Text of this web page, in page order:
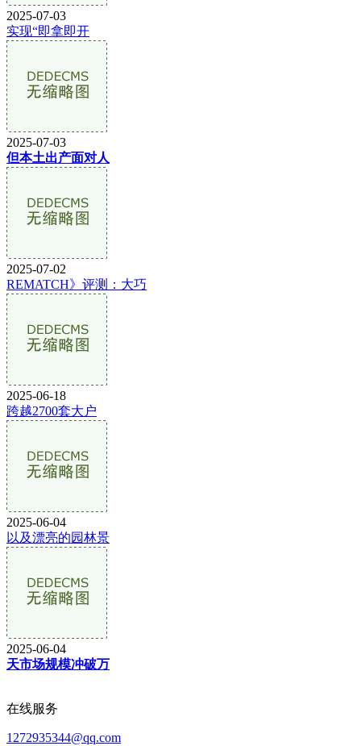
2025-07-03
实现“即拿即开
2025-07-03
但本土出产面对人
2025-07-02
REMATCH》评测：大巧
2025-06-18
跨越2700套大户
2025-06-04
以及漂亮的园林景
2025-06-04
天市场规模冲破万
在线服务
1272935344@qq.com